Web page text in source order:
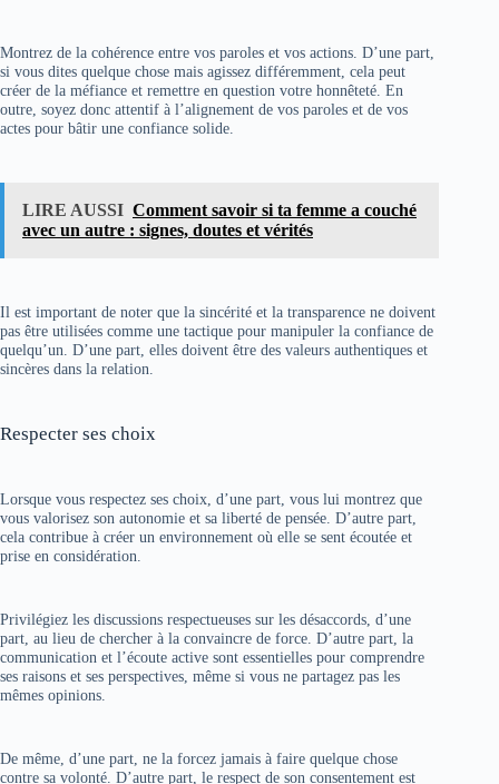
Montrez de la cohérence entre vos paroles et vos actions. D’une part,
si vous dites quelque chose mais agissez différemment, cela peut
créer de la méfiance et remettre en question votre honnêteté. En
outre, soyez donc attentif à l’alignement de vos paroles et de vos
actes pour bâtir une confiance solide.
LIRE AUSSI Comment savoir si ta femme a couché
avec un autre : signes, doutes et vérités
Il est important de noter que la sincérité et la transparence ne doivent
pas être utilisées comme une tactique pour manipuler la confiance de
quelqu’un. D’une part, elles doivent être des valeurs authentiques et
sincères dans la relation.
Respecter ses choix
Lorsque vous respectez ses choix, d’une part, vous lui montrez que
vous valorisez son autonomie et sa liberté de pensée. D’autre part,
cela contribue à créer un environnement où elle se sent écoutée et
prise en considération.
Privilégiez les discussions respectueuses sur les désaccords, d’une
part, au lieu de chercher à la convaincre de force. D’autre part, la
communication et l’écoute active sont essentielles pour comprendre
ses raisons et ses perspectives, même si vous ne partagez pas les
mêmes opinions.
De même, d’une part, ne la forcez jamais à faire quelque chose
contre sa volonté. D’autre part, le respect de son consentement est